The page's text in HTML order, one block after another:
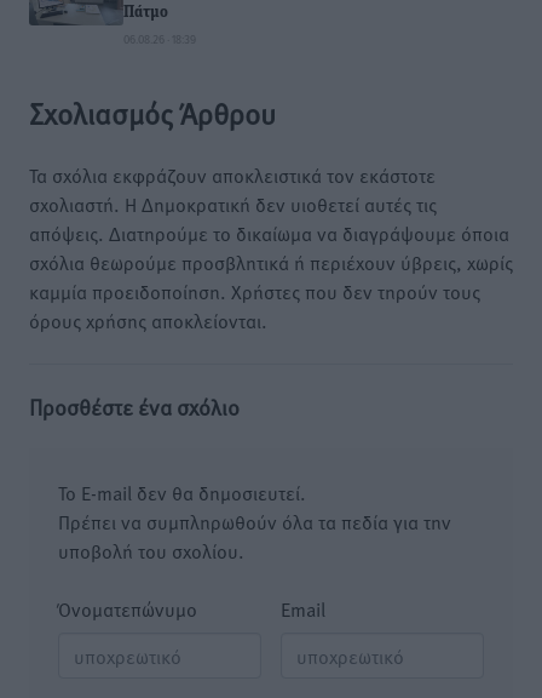
Πάτμο
Σχολιασμός Άρθρου
Τα σχόλια εκφράζουν αποκλειστικά τον εκάστοτε
σχολιαστή. Η Δημοκρατική δεν υιοθετεί αυτές τις
απόψεις. Διατηρούμε το δικαίωμα να διαγράψουμε όποια
σχόλια θεωρούμε προσβλητικά ή περιέχουν ύβρεις, χωρίς
καμμία προειδοποίηση. Χρήστες που δεν τηρούν τους
όρους χρήσης αποκλείονται.
Προσθέστε ένα σχόλιο
Το E-mail δεν θα δημοσιευτεί.
Πρέπει να συμπληρωθούν όλα τα πεδία για την
υποβολή του σχολίου.
Όνοματεπώνυμο Email